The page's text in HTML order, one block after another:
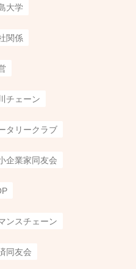
大学
関係
チェーン
タリークラブ
企業家同友会
ンスチェーン
同友会